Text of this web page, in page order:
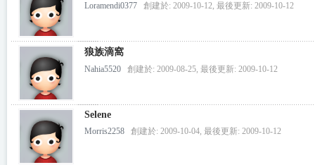
Loramendi0377 創建於: 2009-10-12, 最後更新: 2009-10-12
狼族滴窩
Nahia5520 創建於: 2009-08-25, 最後更新: 2009-10-12
Selene
Morris2258 創建於: 2009-10-04, 最後更新: 2009-10-12